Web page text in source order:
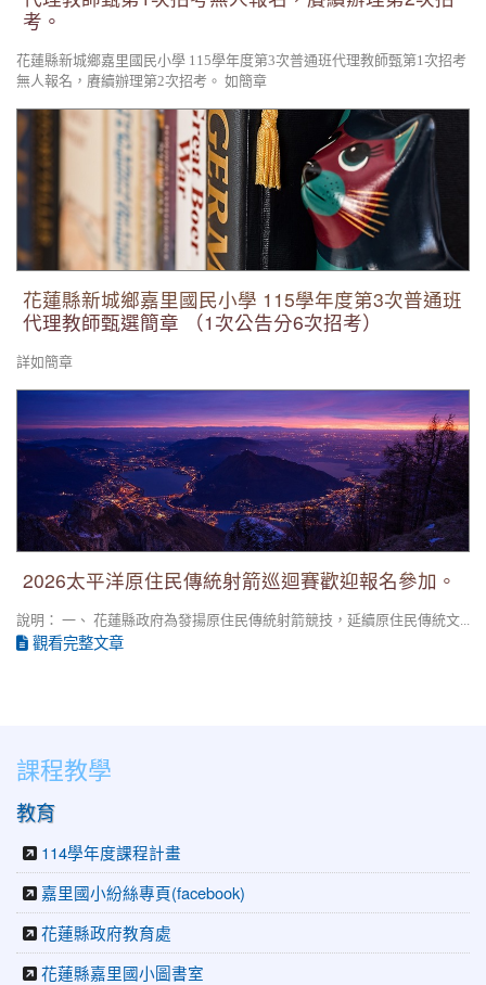
考。
花蓮縣新城鄉嘉里國民小學 115學年度第3次普通班代理教師甄第1次招考
無人報名，賡續辦理第2次招考。 如簡章
花蓮縣新城鄉嘉里國民小學 115學年度第3次普通班代理教師甄
選簡章 （1次公告分6次招考）
花蓮縣新城鄉嘉里國民小學 115學年度第3次普通班
代理教師甄選簡章 （1次公告分6次招考）
詳如簡章
2026太平洋原住民傳統射箭巡迴賽歡迎報名參加。
2026太平洋原住民傳統射箭巡迴賽歡迎報名參加。
說明： 一、 花蓮縣政府為發揚原住民傳統射箭競技，延續原住民傳統文...
觀看完整文章
課程教學
教育
114學年度課程計畫
嘉里國小紛絲專頁(facebook)
花蓮縣政府教育處
花蓮縣嘉里國小圖書室